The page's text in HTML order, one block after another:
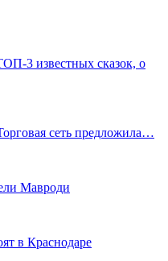
3 известных сказок, о
сеть предложила…
Мавроди
в Краснодаре